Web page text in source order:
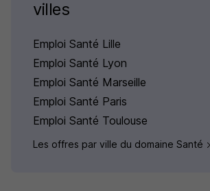
villes
Emploi Santé Lille
Emploi Santé Lyon
Emploi Santé Marseille
Emploi Santé Paris
Emploi Santé Toulouse
Les offres par ville du domaine Santé